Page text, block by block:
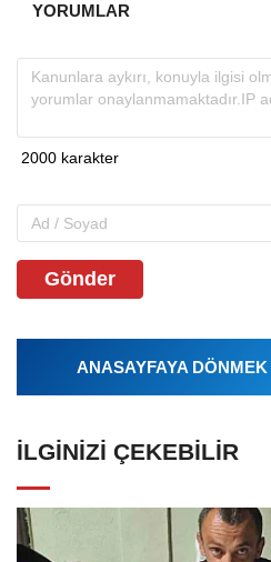
YORUMLAR
Gönder
ANASAYFAYA
İLGINIZI ÇEKEBILIR